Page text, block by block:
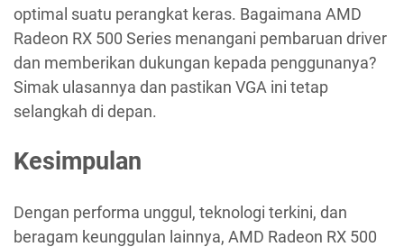
optimal suatu perangkat keras. Bagaimana AMD
Radeon RX 500 Series menangani pembaruan driver
dan memberikan dukungan kepada penggunanya?
Simak ulasannya dan pastikan VGA ini tetap
selangkah di depan.
Kesimpulan
Dengan performa unggul, teknologi terkini, dan
beragam keunggulan lainnya, AMD Radeon RX 500